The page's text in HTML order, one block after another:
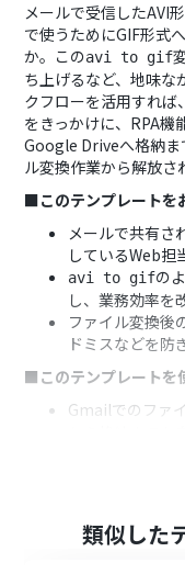
メールで受信したAVI
で使うためにGIF形式
か。このavi to gif
ち上げるなど、地味な
クフローを活用すれ
をきっかけに、RPA機
Google Driveへ格納ま
ル変換作業から解放さ
■このテンプレートを
メールで共有さ
しているWeb担
avi to gifの
し、業務効率を
ファイル変換後
ドミスなどを防
■このテンプレートを
Gmailでのファ
防止に繋がりま
類似した